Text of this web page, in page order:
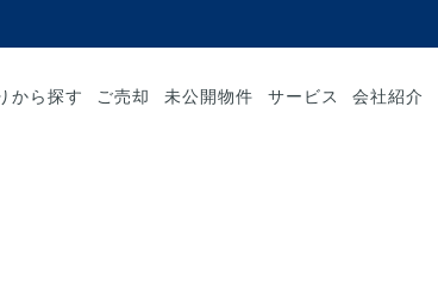
から探す ご売却 未公開物件 サービス 会社紹介